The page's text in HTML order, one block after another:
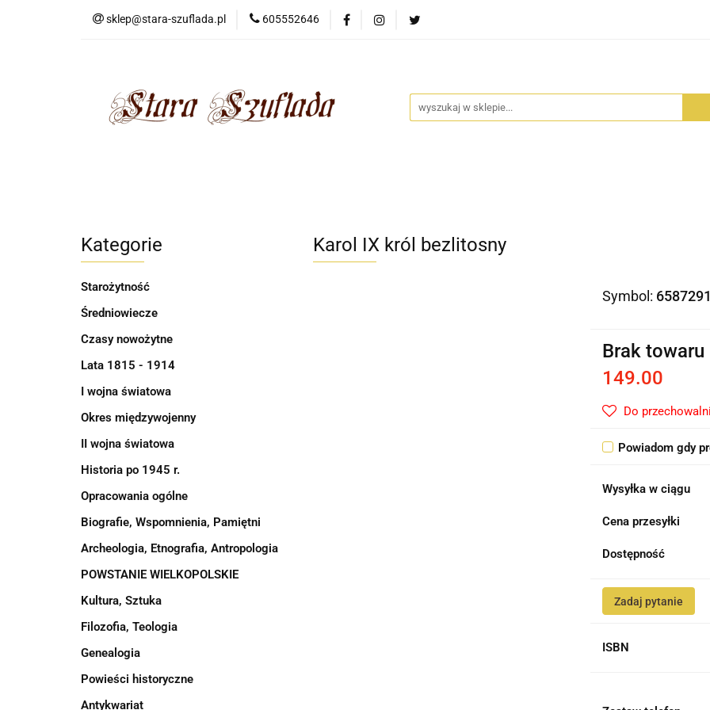
sklep@stara-szuflada.pl 605552646
NOWOŚCI STARA SZUFLADA
Kategorie
Starożytność
Średniowiecze
Czasy nowożytne
Lata 1815 - 1914
I wojna światowa
Okres międzywojenny
II wojna światowa
Historia po 1945 r.
Opracowania ogólne
Biografie, Wspomnienia, Pamiętni
Archeologia, Etnografia, Antropologia
POWSTANIE WIELKOPOLSKIE
Kultura, Sztuka
Filozofia, Teologia
Genealogia
Powieści historyczne
Antykwariat
Karol IX król bezlitosny
Symbol:
Brak towaru
149.00
Do przechowalni
Powiadom gdy
Wysyłka w ciągu
Cena przesyłki
Dostępność
Zadaj pytanie
ISBN